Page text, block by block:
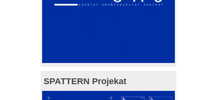
SPATTERN Projekat